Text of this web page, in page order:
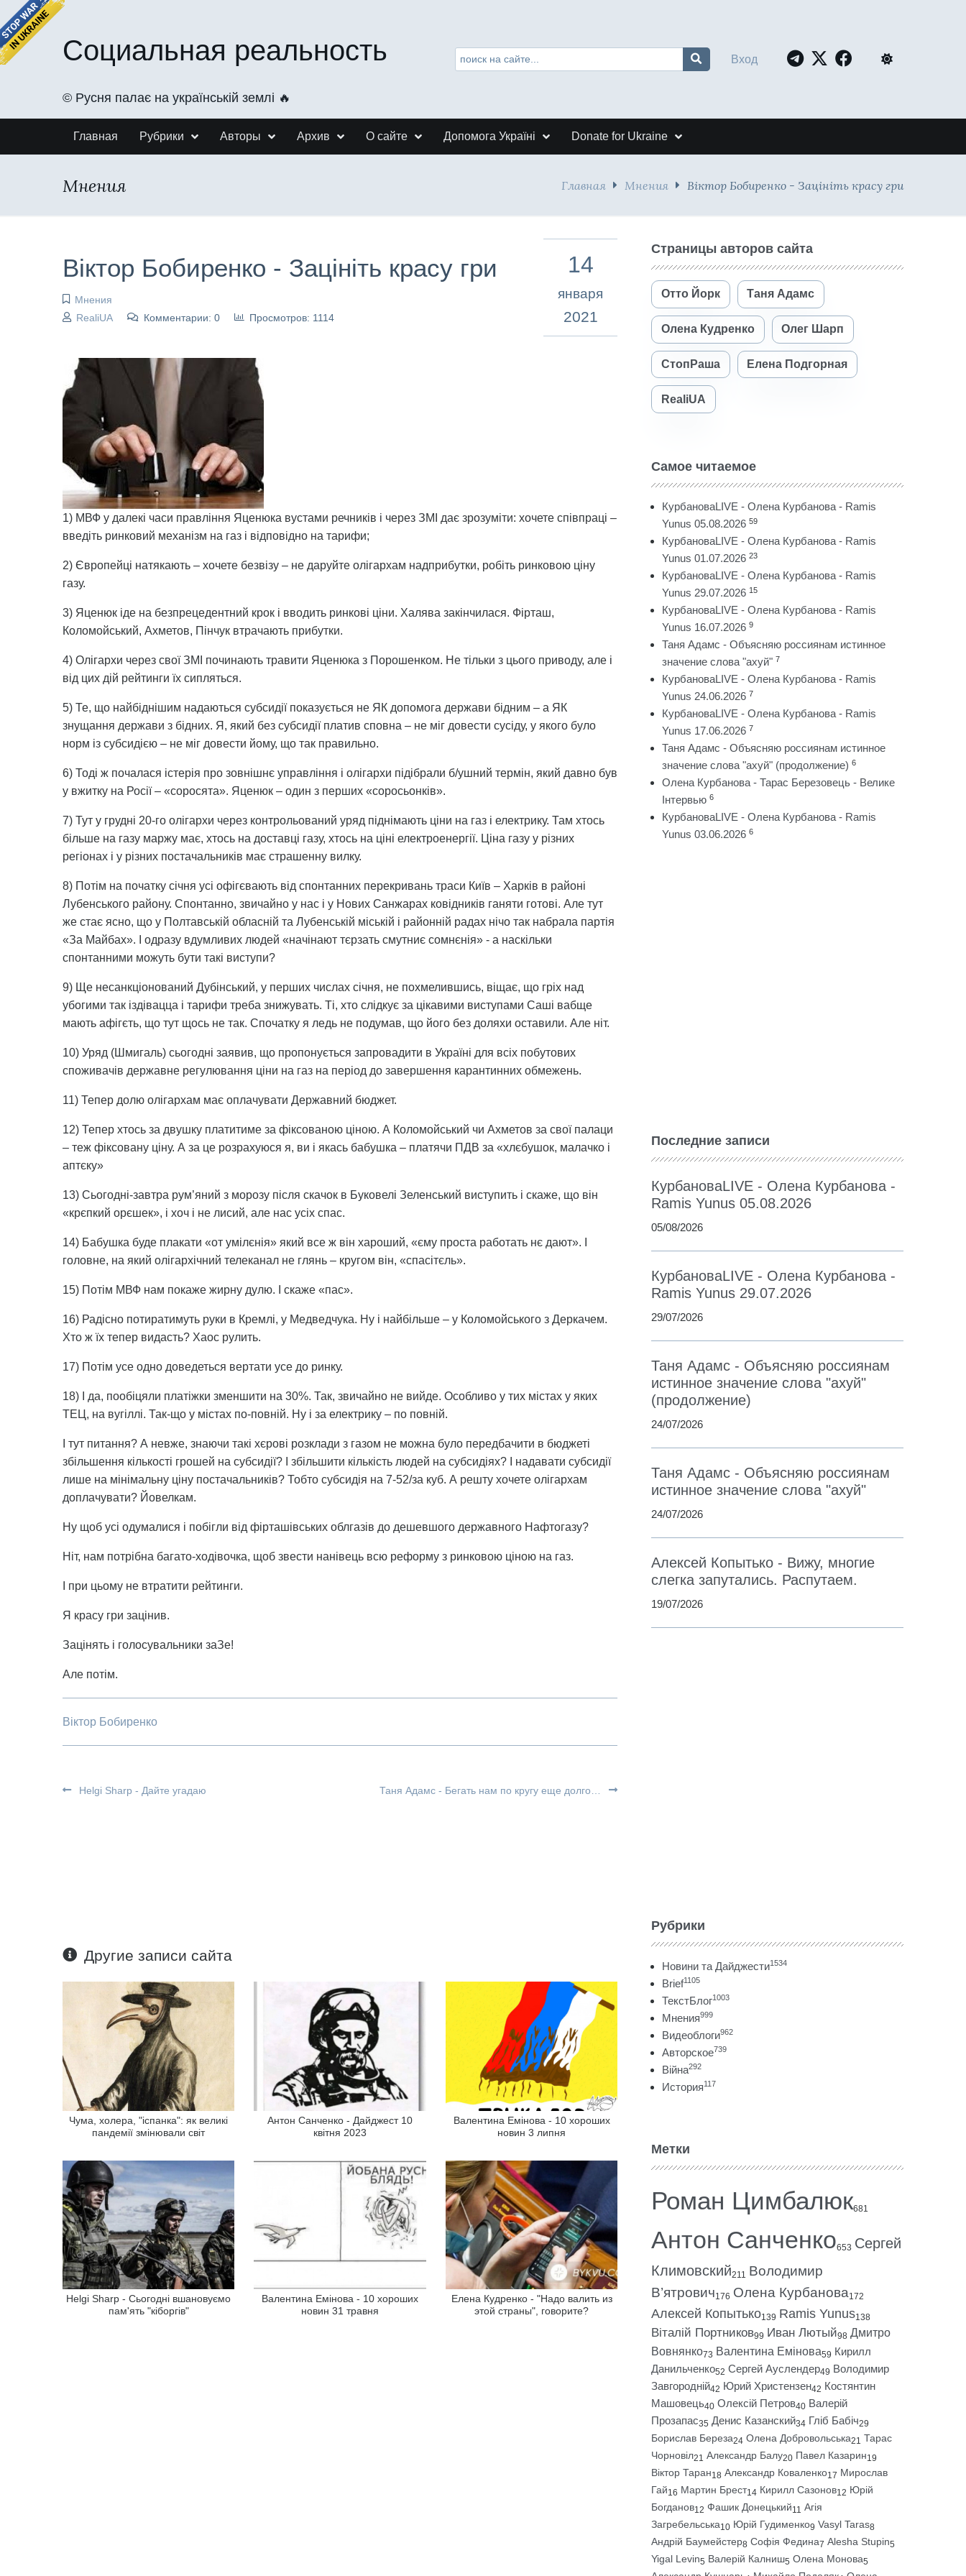
Социальная реальность
©️ Русня палає на українській землі 🔥
Вход
Главная Рубрики Авторы Архив О сайте Допомога Україні Donate for Ukraine
Мнения Главная Мнения Віктор Бобиренко - Зацініть красу гри
Віктор Бобиренко - Зацініть красу гри
Мнения
RealiUA
Комментарии: 0 Просмотров: 1114
14
января
2021
1) МВФ у далекі часи правління Яценюка вустами речників і через ЗМІ дає зрозуміти: хочете співпраці –
введіть ринковий механізм на газ і відповідно на тарифи;
2) Європейці натякають – хочете безвізу – не даруйте олігархам надприбутки, робіть ринковою ціну
газу.
3) Яценюк іде на безпрецедентний крок і вводить ринкові ціни. Халява закінчилася. Фірташ,
Коломойський, Ахметов, Пінчук втрачають прибутки.
4) Олігархи через свої ЗМІ починають травити Яценюка з Порошенком. Не тільки з цього приводу, але і
від цих дій рейтинги їх сипляться.
5) Те, що найбіднішим надаються субсидії показується не ЯК допомога держави бідним – а ЯК
знущання держави з бідних. Я, який без субсидії платив сповна – не міг довести сусіду, у якого було
норм із субсидією – не міг довести йому, що так правильно.
6) Тоді ж почалася істерія про зовнішнє управління і олігархи підібрали б/ушний термін, який давно був
у вжитку на Росії – «соросята». Яценюк – один з перших «соросьонків».
7) Тут у грудні 20-го олігархи через контрольований уряд піднімають ціни на газ і електрику. Там хтось
більше на газу маржу має, хтось на доставці газу, хтось на ціні електроенергії. Ціна газу у різних
регіонах і у різних постачальників має страшенну вилку.
8) Потім на початку січня усі офігєвають від спонтанних перекривань траси Київ – Харків в районі
Лубенського району. Спонтанно, звичайно у нас і у Нових Санжарах ковідників ганяти готові. Але тут
же стає ясно, що у Полтавській обласній та Лубенській міській і районній радах нічо так набрала партія
«За Майбах». І одразу вдумливих людей «начінают тєрзать смутниє сомнєнія» - а наскільки
спонтанними можуть бути такі виступи?
9) Ще несанкціонований Дубінський, у перших числах січня, не похмелившись, віщає, що гріх над
убогими так іздівацца і тарифи треба знижувать. Ті, хто слідкує за цікавими виступами Саші вабще
мають афігєть, що тут щось не так. Спочатку я ледь не подумав, що його без доляхи оставили. Але ніт.
10) Уряд (Шмигаль) сьогодні заявив, що пропонується запровадити в Україні для всіх побутових
споживачів державне регулювання ціни на газ на період до завершення карантинних обмежень.
11) Тепер долю олігархам має оплачувати Державний бюджет.
12) Тепер хтось за двушку платитиме за фіксованою ціною. А Коломойський чи Ахметов за свої палаци
– теж фіксовану ціну. А за це розрахуюся я, ви і якась бабушка – платячи ПДВ за «хлєбушок, малачко і
аптєку»
13) Сьогодні-завтра рум’яний з морозу після скачок в Буковелі Зеленський виступить і скаже, що він
«крєпкий орєшек», і хоч і не лисий, але нас усіх спас.
14) Бабушка буде плакати «от умілєнія» який все ж він хароший, «єму проста работать нє дают». І
головне, на який олігархічний телеканал не глянь – кругом він, «спасітєль».
15) Потім МВФ нам покаже жирну дулю. І скаже «пас».
16) Радісно потиратимуть руки в Кремлі, у Медведчука. Ну і найбільше – у Коломойського з Деркачем.
Хто ж їх тепер видасть? Хаос рулить.
17) Потім усе одно доведеться вертати усе до ринку.
18) І да, пообіцяли платіжки зменшити на 30%. Так, звичайно не вийде. Особливо у тих містах у яких
ТЕЦ, на вугіллі. Так-що у містах по-повній. Ну і за електрику – по повній.
І тут питання? А невже, знаючи такі хєрові розклади з газом не можна було передбачити в бюджеті
збільшення кількості грошей на субсидії? І збільшити кількість людей на субсидіях? І надавати субсидії
лише на мінімальну ціну постачальників? Тобто субсидія на 7-52/за куб. А решту хочете олігархам
доплачувати? Йовелкам.
Ну щоб усі одумалися і побігли від фірташівських облгазів до дешевшого державного Нафтогазу?
Ніт, нам потрібна багато-ходівочка, щоб звести нанівець всю реформу з ринковою ціною на газ.
І при цьому не втратити рейтинги.
Я красу гри зацінив.
Зацінять і голосувальники заЗе!
Але потім.
Віктор Бобиренко
Helgi Sharp - Дайте угадаю Таня Адамс - Бегать нам по кругу еще долго…
Другие записи сайта
Чума, холера, "іспанка": як великі
пандемії змінювали світ
Антон Санченко - Дайджест 10
квітня 2023
Валентина Емінова - 10 хороших
новин 3 липня
Helgi Sharp - Сьогодні вшановуємо
пам'ять "кіборгів"
Валентина Емінова - 10 хороших
новин 31 травня
Елена Кудренко - "Надо валить из
этой страны", говорите?
Страницы авторов сайта
Отто Йорк Таня Адамс
Олена Кудренко Олег Шарп
СтопРаша Елена Подгорная
RealiUA
Самое читаемое
КурбановаLIVE - Олена Курбанова - Ramis
Yunus 05.08.2026 59
КурбановаLIVE - Олена Курбанова - Ramis
Yunus 01.07.2026 23
КурбановаLIVE - Олена Курбанова - Ramis
Yunus 29.07.2026 15
КурбановаLIVE - Олена Курбанова - Ramis
Yunus 16.07.2026 9
Таня Адамс - Объясняю россиянам истинное
значение слова "ахуй" 7
КурбановаLIVE - Олена Курбанова - Ramis
Yunus 24.06.2026 7
КурбановаLIVE - Олена Курбанова - Ramis
Yunus 17.06.2026 7
Таня Адамс - Объясняю россиянам истинное
значение слова "ахуй" (продолжение) 6
Олена Курбанова - Тарас Березовець - Велике
Інтервью 6
КурбановаLIVE - Олена Курбанова - Ramis
Yunus 03.06.2026 6
Последние записи
КурбановаLIVE - Олена Курбанова -
Ramis Yunus 05.08.2026
05/08/2026
КурбановаLIVE - Олена Курбанова -
Ramis Yunus 29.07.2026
29/07/2026
Таня Адамс - Объясняю россиянам
истинное значение слова "ахуй"
(продолжение)
24/07/2026
Таня Адамс - Объясняю россиянам
истинное значение слова "ахуй"
24/07/2026
Алексей Копытько - Вижу, многие
слегка запутались. Распутаем.
19/07/2026
Рубрики
Новини та Дайджести1534
Brief1105
ТекстБлог1003
Мнения999
Видеоблоги962
Авторское739
Війна292
История117
Метки
Роман Цимбалюк681
Антон Санченко653 Сергей
Климовский211 Володимир
В’ятрович176 Олена Курбанова172
Алексей Копытько139 Ramis Yunus138
Віталій Портников99 Иван Лютый98 Дмитро
Вовнянко73 Валентина Емінова59 Кирилл
Данильченко52 Сергей Ауслендер49 Володимир
Завгородній42 Юрий Христензен42 Костянтин
Машовець40 Олексій Петров40 Валерій
Прозапас35 Денис Казанский34 Гліб Бабіч29
Борислав Береза24 Олена Добровольська21 Тарас
Чорновіл21 Александр Балу20 Павел Казарин19
Віктор Таран18 Александр Коваленко17 Мирослав
Гай16 Мартин Брест14 Кирилл Сазонов12 Юрій
Богданов12 Фашик Донецький11 Агія
Загребельська10 Юрій Гудименко9 Vasyl Taras8
Андрій Баумейстер8 Софія Федина7 Alesha Stupin5
Yigal Levin5 Валерій Калниш5 Олена Монова5